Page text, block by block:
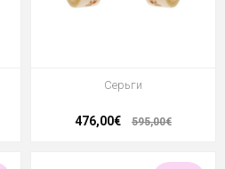
Серьги
476,00€ 595,00€